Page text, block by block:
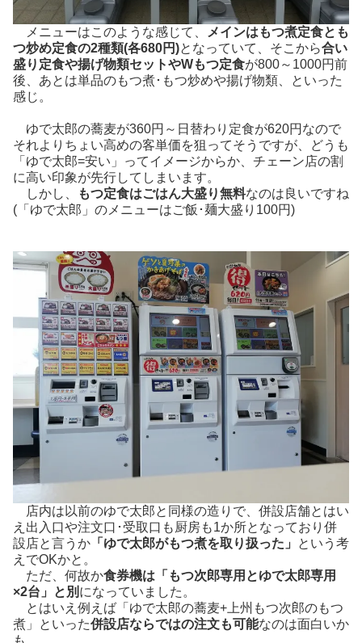
メニューはこのような感じて、
メインはもつ煮定食とも
つ炒め定食の2種類(各680円)となっていて、そこから合い
盛り定食や揚げ物類セットやWもつ定食が800～1000円前
後、あとは単品のもつ煮･もつ炒めや揚げ物類、といった
感じ。
ゆで太郎の蕎麦が360円～日替わり定食が620円なので
それよりちょい高めの客単価を狙ってそうですが、どうも
「ゆで太郎=安い」ってイメージからか、チェーン店の割
に高い印象が先行してしまいます。
しかし、
もつ定食はごはん大盛り無料なのは良いですね
(「ゆで太郎」のメニューはご飯･麺大盛り100円)
店内は以前のゆで太郎と同様の造りで、併設店舗とはい
え出入口や注文口･受取口も厨房も1か所となっており併
設店と言うか 「ゆで太郎がもつ煮を取り扱った」
という考
えでOKかと。
ただ、何故か食券機は「もつ次郎専用とゆで太郎専用
×2台」と別 になっていました。
とはいえ例えば「ゆで太郎の蕎麦+上州もつ次郎のもつ
煮」といった併設店ならではの注文も可能なのは面白いか